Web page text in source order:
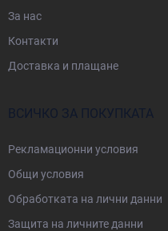
За нас
Контакти
Доставка и плащане
ВСИЧКО ЗА ПОКУПКАТА
Рекламационни условия
Общи условия
Oбработката на лични данни
Защита на личните данни